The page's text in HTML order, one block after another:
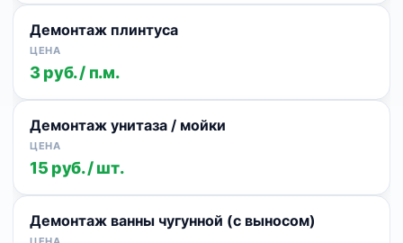
Демонтаж плинтуса
3 руб. / п.м.
Демонтаж унитаза / мойки
15 руб. / шт.
Демонтаж ванны чугунной (с выносом)